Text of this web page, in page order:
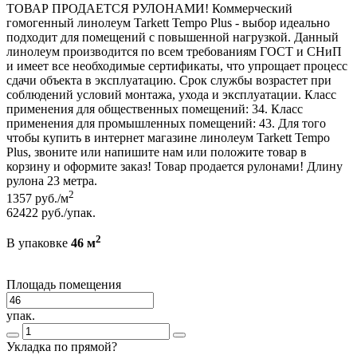
ТОВАР ПРОДАЕТСЯ РУЛОНАМИ! Коммерческий
гомогенный линолеум Tarkett Tempo Plus - выбор идеально
подходит для помещений с повышенной нагрузкой. Данный
линолеум производится по всем требованиям ГОСТ и СНиП
и имеет все необходимые сертификаты, что упрощает процесс
сдачи объекта в эксплуатацию. Срок службы возрастет при
соблюдений условий монтажа, ухода и эксплуатации. Класс
применения для общественных помещений: 34. Класс
применения для промышленных помещений: 43. Для того
чтобы купить в интернет магазине линолеум Tarkett Tempo
Plus, звоните или напишите нам или положите товар в
корзину и оформите заказ! Товар продается рулонами! Длину
рулона 23 метра.
1357 руб./м2
62422 руб./упак.
В упаковке 46 м2
Площадь помещения
упак.
Укладка по прямой?